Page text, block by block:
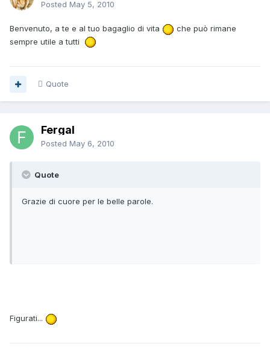
Posted May 5, 2010
Benvenuto, a te e al tuo bagaglio di vita
che può rimane
sempre utile a tutti
Quote
Fergal
Posted May 6, 2010
Quote
Grazie di cuore per le belle parole.
Figurati...